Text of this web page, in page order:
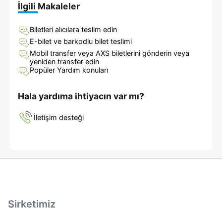
İlgili Makaleler
Biletleri alıcılara teslim edin
E-bilet ve barkodlu bilet teslimi
Mobil transfer veya AXS biletlerini gönderin veya
yeniden transfer edin
Popüler Yardım konuları
Hala yardıma ihtiyacın var mı?
İletişim desteği
Şirketimiz